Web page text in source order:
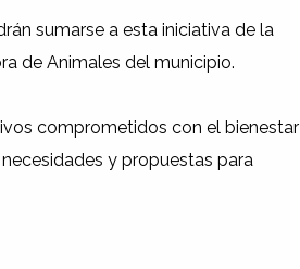
sumarse a esta iniciativa de la
de Animales del municipio.
comprometidos con el bienestar
y propuestas para